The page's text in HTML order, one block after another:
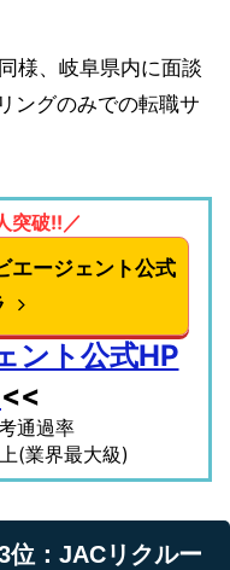
様、岐阜県内に面談
ングのみでの転職サ
突破!!／
エージェント公式
ント公式HP
<<
通過率
(業界最大級)
位：JACリクルー